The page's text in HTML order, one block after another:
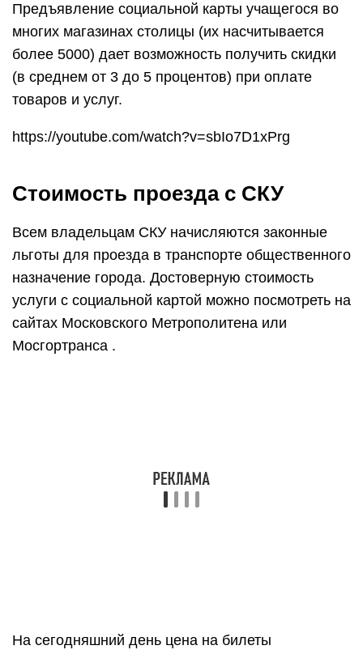
Предъявление социальной карты учащегося во
многих магазинах столицы (их насчитывается
более 5000) дает возможность получить скидки
(в среднем от 3 до 5 процентов) при оплате
товаров и услуг.
https://youtube.com/watch?v=sbIo7D1xPrg
Стоимость проезда с СКУ
Всем владельцам СКУ начисляются законные
льготы для проезда в транспорте общественного
назначение города. Достоверную стоимость
услуги с социальной картой можно посмотреть на
сайтах Московского Метрополитена или
Мосгортранса .
На сегодняшний день цена на билеты